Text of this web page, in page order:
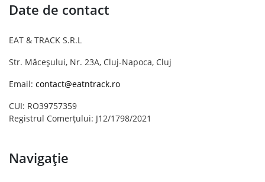
Date de contact
EAT & TRACK S.R.L
Str. Măceșului, Nr. 23A, Cluj-Napoca, Cluj
Email: contact@eatntrack.ro
CUI: RO39757359
Registrul Comerțului: J12/1798/2021
Navigație